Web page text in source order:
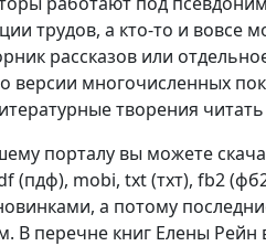
трудов, а кто-то и вовсе
рассказов или
версии многочисленных
творения
порталу вы можете
(пдф), mobi, txt (тхт), fb2
а потому
В перечне книг Елены Рейн